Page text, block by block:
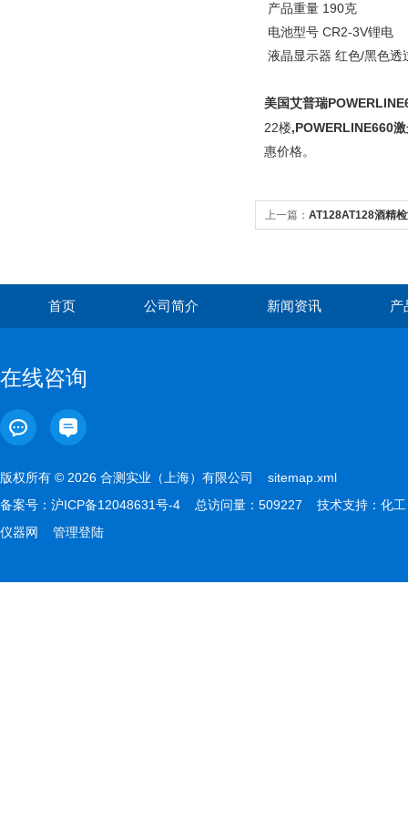
产品重量 190克
电池型号 CR2-3V锂电
液晶显示器 红色/黑色
美国艾普瑞
22楼,POWERLINE660
惠价格。
上一篇： AT128AT128酒精
首页 公司简介 新闻资讯 产
在线咨询
版权所有 © 2026 合测实业（上海）有限公司 sitemap.xml
备案号： 沪ICP备12048631号-4 总访问量：509227 技术支持： 化工
仪器网
管理登陆